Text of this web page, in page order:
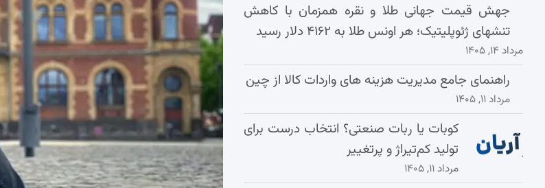
جهش قیمت جهانی طلا و نقره همزمان با کاهش
تنشهای ژئوپلیتیک؛ هر اونس طلا به ۴۱۶۲ دلار رسید
مرداد ۱۴, ۱۴۰۵
راهنمای جامع مدیریت هزینه‌ های واردات کالا از چین
مرداد ۱۱, ۱۴۰۵
کوبات یا ربات صنعتی؟ انتخاب درست برای
تولید کم‌تیراژ و پرتغییر
مرداد ۱۱, ۱۴۰۵